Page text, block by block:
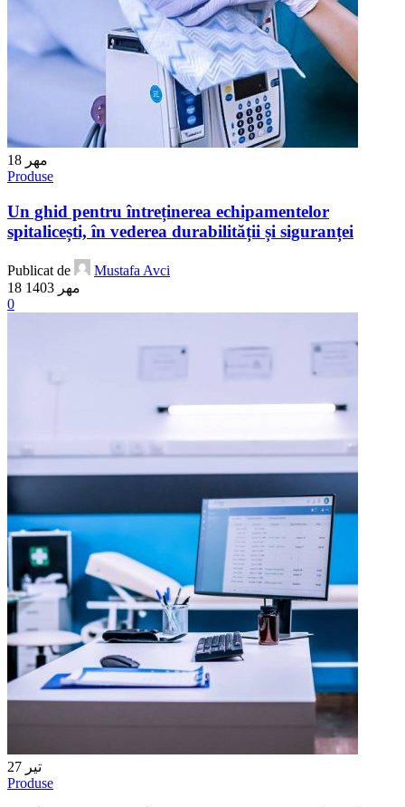
18 مه‍ر
Produse
Un ghid pentru întreținerea echipamentelor
spitalicești, în vederea durabilității și siguranței
Publicat de
Mustafa Avci
18 مهر 1403
0
27 تیر
Produse